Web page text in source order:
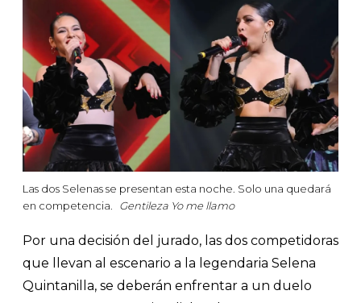
Las dos Selenas se presentan esta noche. Solo una quedará
en competencia.
Gentileza Yo me llamo
Por una decisión del jurado, las dos competidoras
que llevan al escenario a la legendaria Selena
Quintanilla, se deberán enfrentar a un duelo